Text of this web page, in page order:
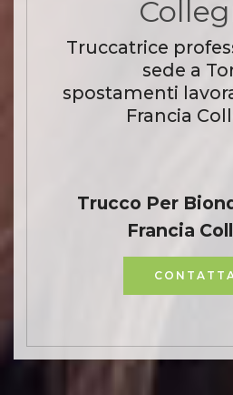
Truccatrice
sede a
spostamenti
Francia
Trucco Per
Francia